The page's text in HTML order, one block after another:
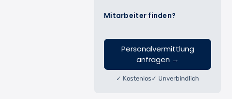
Mitarbeiter finden?
Personalvermittlung
anfragen →
✓ Kostenlos ✓ Unverbindlich